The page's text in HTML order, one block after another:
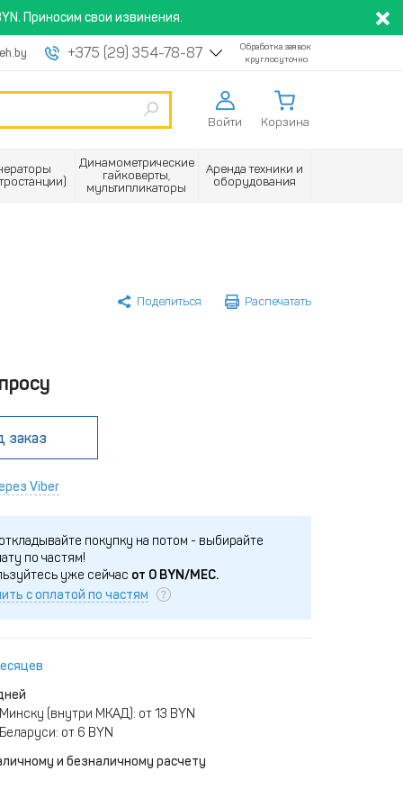
Приносим свои извинения.
+375 (29) 354-78-87
Обработка заявок
круглосуточно
Войти Корзина
Динамометрические
гайковерты,
мультипликаторы
Аренда техники и
оборудования
Поделиться Распечатать
заказ
Viber
покупку на потом - выбирайте
по частям!
уже сейчас от 0BYN/МЕС.
с оплатой по частям
(внутри МКАД): от 13 BYN
от 6 BYN
и безналичному расчету